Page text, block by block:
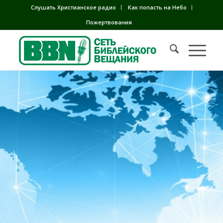
Слушать Христианское радио
Как попасть на Небо
Пожертвования